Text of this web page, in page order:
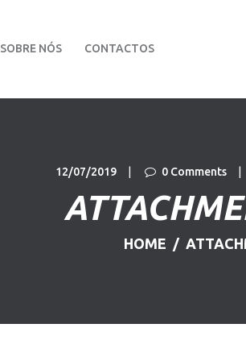
SOBRE NÓS CONTACTOS
12/07/2019 0 Comments
HOME
VIATURAS
SOBRE NÓS